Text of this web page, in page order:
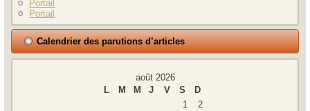
Portail
Portail
Calendrier des parutions d’articles
août 2026
L
M M J V S D
1
2